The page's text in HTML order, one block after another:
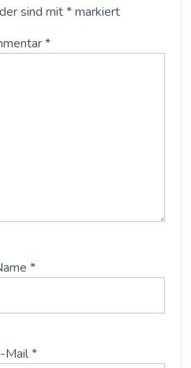
sind mit*markiert
*
*
Mail*